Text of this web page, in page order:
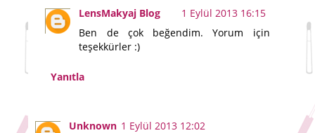
LensMakyaj Blog
1 Eylül 2013 16:15
Ben de çok beğendim. Yorum için
teşekkürler :)
Yanıtla
Unknown 1 Eylül 2013 12:02